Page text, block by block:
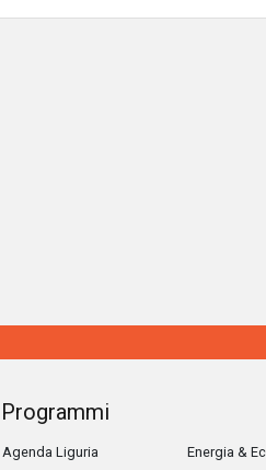
Programmi
Agenda Liguria
Energia &